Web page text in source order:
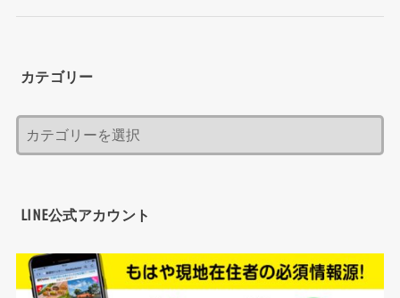
カテゴリー
LINE公式アカウント